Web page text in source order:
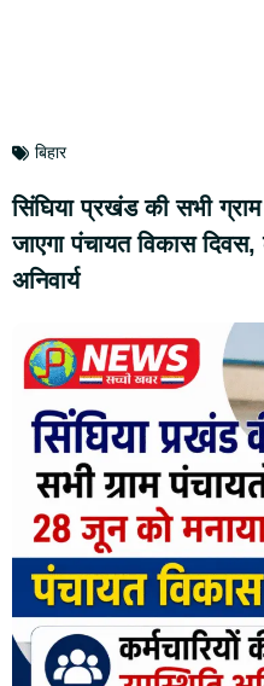
बिहार
सिंघिया प्रखंड की सभी
जाएगा पंचायत विकास दिवस,
अनिवार्य